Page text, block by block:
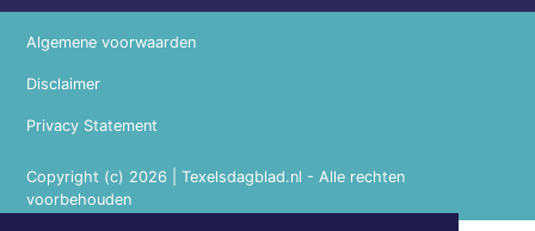
Copyright (c) 2026 | Texelsdagblad.nl - Alle rechten
voorbehouden
Algemene voorwaarden
Disclaimer
Privacy Statement